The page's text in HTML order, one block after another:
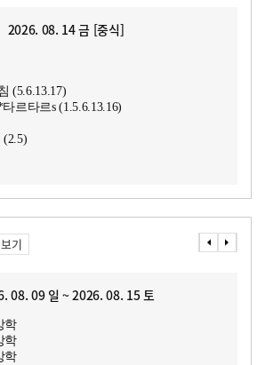
2026. 08. 14 금 [중식]
(5.6.13.17)
르타르s (1.5.6.13.16)
기
08. 09 일 ~ 2026. 08. 15 토
학
학
학